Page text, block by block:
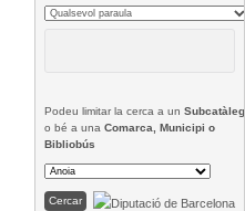
Podeu limitar la cerca a unSubcatàleg
o bé a unaComarca, Municipi o
Bibliobús